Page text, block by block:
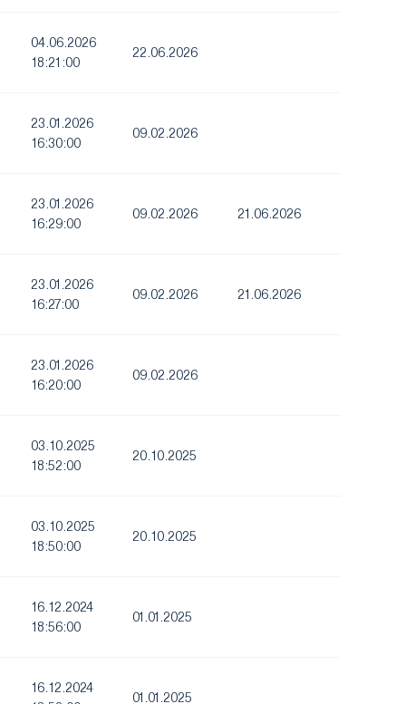
04.06.2026
18:21:00
22.06.2026
23.01.2026
16:30:00
09.02.2026
23.01.2026
16:29:00
09.02.2026 21.06.2026
23.01.2026
16:27:00
09.02.2026 21.06.2026
23.01.2026
16:20:00
09.02.2026
03.10.2025
18:52:00
20.10.2025
03.10.2025
18:50:00
20.10.2025
16.12.2024
18:56:00
01.01.2025
16.12.2024
01.01.2025